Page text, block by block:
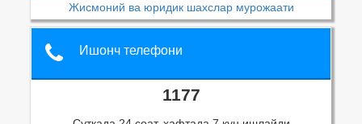
Жисмоний ва юридик шахслар мурожаати
Ишонч телефони
1177